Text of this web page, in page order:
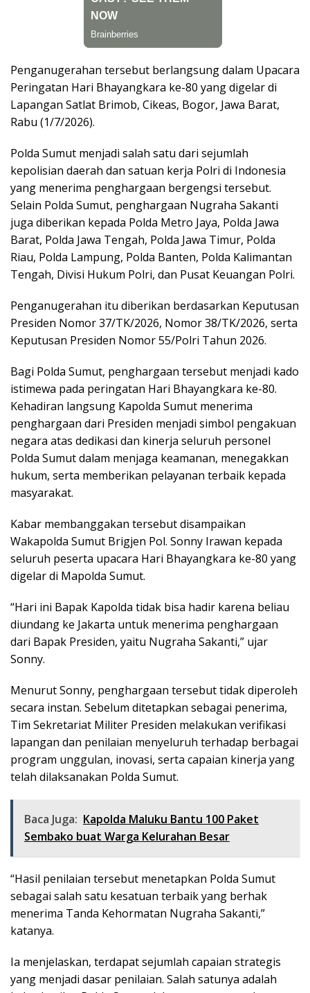
Penganugerahan tersebut berlangsung dalam Upacara
Peringatan Hari Bhayangkara ke-80 yang digelar di
Lapangan Satlat Brimob, Cikeas, Bogor, Jawa Barat,
Rabu (1/7/2026).
Polda Sumut menjadi salah satu dari sejumlah
kepolisian daerah dan satuan kerja Polri di Indonesia
yang menerima penghargaan bergengsi tersebut.
Selain Polda Sumut, penghargaan Nugraha Sakanti
juga diberikan kepada Polda Metro Jaya, Polda Jawa
Barat, Polda Jawa Tengah, Polda Jawa Timur, Polda
Riau, Polda Lampung, Polda Banten, Polda Kalimantan
Tengah, Divisi Hukum Polri, dan Pusat Keuangan Polri.
Penganugerahan itu diberikan berdasarkan Keputusan
Presiden Nomor 37/TK/2026, Nomor 38/TK/2026, serta
Keputusan Presiden Nomor 55/Polri Tahun 2026.
Bagi Polda Sumut, penghargaan tersebut menjadi kado
istimewa pada peringatan Hari Bhayangkara ke-80.
Kehadiran langsung Kapolda Sumut menerima
penghargaan dari Presiden menjadi simbol pengakuan
negara atas dedikasi dan kinerja seluruh personel
Polda Sumut dalam menjaga keamanan, menegakkan
hukum, serta memberikan pelayanan terbaik kepada
masyarakat.
Kabar membanggakan tersebut disampaikan
Wakapolda Sumut Brigjen Pol. Sonny Irawan kepada
seluruh peserta upacara Hari Bhayangkara ke-80 yang
digelar di Mapolda Sumut.
“Hari ini Bapak Kapolda tidak bisa hadir karena beliau
diundang ke Jakarta untuk menerima penghargaan
dari Bapak Presiden, yaitu Nugraha Sakanti,” ujar
Sonny.
Menurut Sonny, penghargaan tersebut tidak diperoleh
secara instan. Sebelum ditetapkan sebagai penerima,
Tim Sekretariat Militer Presiden melakukan verifikasi
lapangan dan penilaian menyeluruh terhadap berbagai
program unggulan, inovasi, serta capaian kinerja yang
telah dilaksanakan Polda Sumut.
Baca Juga: Kapolda Maluku Bantu 100 Paket
Sembako buat Warga Kelurahan Besar
“Hasil penilaian tersebut menetapkan Polda Sumut
sebagai salah satu kesatuan terbaik yang berhak
menerima Tanda Kehormatan Nugraha Sakanti,”
katanya.
Ia menjelaskan, terdapat sejumlah capaian strategis
yang menjadi dasar penilaian. Salah satunya adalah